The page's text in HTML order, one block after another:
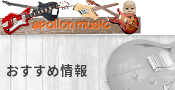
おすすめ情報